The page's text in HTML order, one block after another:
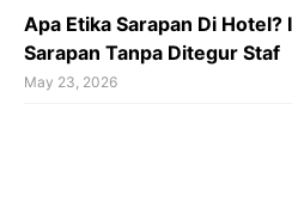
Apa Etika Sarapan Di Hotel?
Sarapan Tanpa Ditegur Staf
May 23, 2026